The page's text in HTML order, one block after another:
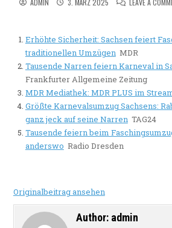
ADMIN 3. MÄRZ 2025 LEAVE A
Erhöhte Sicherheit: Sachsen feiert
traditionellen Umzügen MDR
Tausende Narren feiern Karneval in
Frankfurter Allgemeine Zeitung
MDR Mediathek: MDR PLUS im
Größte Karnevalsumzug Sachsens:
ganz jeck auf seine Narren TAG24
Tausende feiern beim
anderswo Radio Dresden
Originalbeitrag ansehen
Author: admin